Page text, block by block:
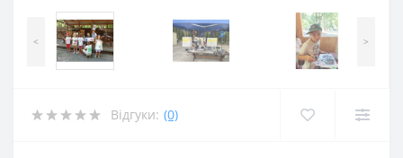
< >
Відгуки: (0)